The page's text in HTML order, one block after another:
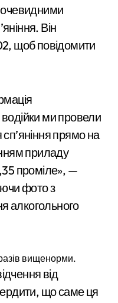
очевидними
Він
щоб повідомити
ми провели
прямо на
приладу
проміле», —
фото з
алкогольного
вищенорми.
від
що саме ця